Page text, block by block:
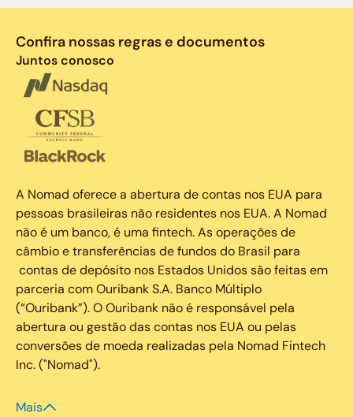
Confira nossas regras e documentos
Juntos conosco
A Nomad oferece a abertura de contas nos EUA para
pessoas brasileiras não residentes nos EUA. A Nomad
não é um banco, é uma fintech. As operações de
câmbio e transferências de fundos do Brasil para
contas de depósito nos Estados Unidos são feitas em
parceria com Ouribank S.A. Banco Múltiplo
(“Ouribank”). O Ouribank não é responsável pela
abertura ou gestão das contas nos EUA ou pelas
conversões de moeda realizadas pela Nomad Fintech
Inc. ("Nomad").
Mais